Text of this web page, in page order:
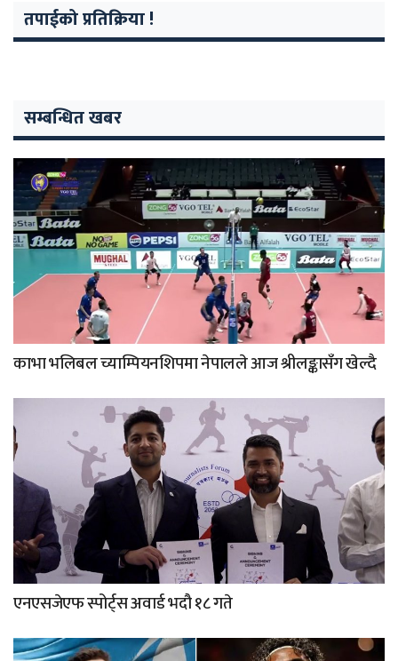
तपाईको प्रतिक्रिया !
सम्बन्धित खबर
काभा भलिबल च्याम्पियनशिपमा नेपालले आज श्रीलङ्कासँग खेल्दै
एनएसजेएफ स्पोर्ट्स अवार्ड भदौ १८ गते